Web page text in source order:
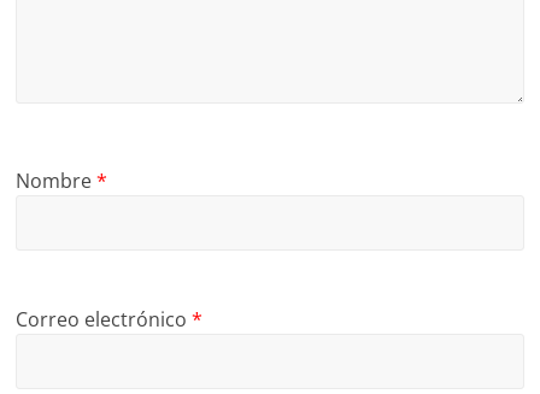
Nombre*
Correo electrónico*